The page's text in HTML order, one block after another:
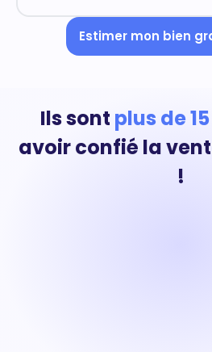
Estimer mon bien
Ils sont plus de
avoir confié la
!